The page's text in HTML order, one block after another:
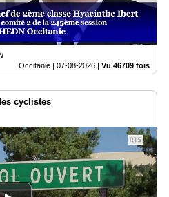
Occitanie | 07-08-2026 Vu 46709 fois
cyclistes